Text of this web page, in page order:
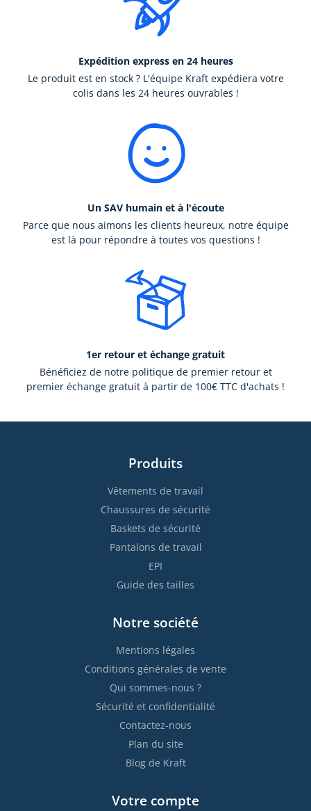
Expédition express en 24 heures
Le produit est en stock ? L'équipe Kraft expédiera votre
colis dans les 24 heures ouvrables !
Un SAV humain et à l'écoute
Parce que nous aimons les clients heureux, notre équipe
est là pour répondre à toutes vos questions !
1er retour et échange gratuit
Bénéficiez de notre politique de premier retour et
premier échange gratuit à partir de 100€ TTC d'achats !
Produits
Vêtements de travail
Chaussures de sécurité
Baskets de sécurité
Pantalons de travail
EPI
Guide des tailles
Notre société
Mentions légales
Conditions générales de vente
Qui sommes-nous ?
Sécurité et confidentialité
Contactez-nous
Plan du site
Blog de Kraft
Votre compte